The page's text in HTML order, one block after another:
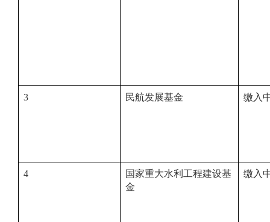
3 民航发展基金 缴入
4
国家重大水利工程建设基
金
缴入